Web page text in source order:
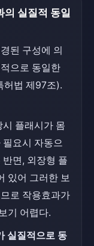
의 실질적 동일
된 구성에 의
으로 동일한
허법 제97조).
플래시가 몸
요시 자동으
면, 외장형 플
있어 그러한 보
로 작용효과가
기 어렵다.
실질적으로 동